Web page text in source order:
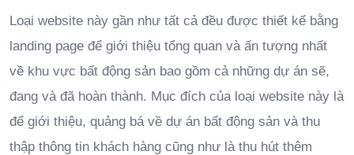
Loại website này gần như tất cả đều được thiết kế bằng
landing page để giới thiệu tổng quan và ấn tượng nhất
về khu vực bất động sản bao gồm cả những dự án sẽ,
đang và đã hoàn thành. Mục đích của loại website này là
để giới thiệu, quảng bá về dự án bất động sản và thu
thập thông tin khách hàng cũng như là thu hút thêm